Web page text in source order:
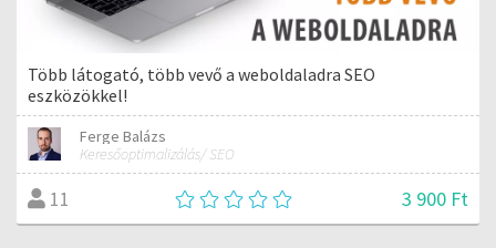
Több látogató, több vevő a weboldaladra SEO
eszközökkel!
Ferge Balázs
Keresőoptimalizálás/ SEO
11 3 900 Ft